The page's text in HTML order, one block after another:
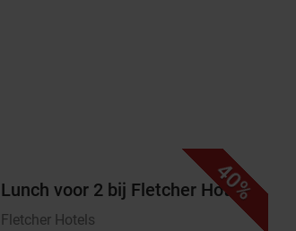
40%
Lunch voor 2 bij Fletcher Hotels
Fletcher Hotels
31